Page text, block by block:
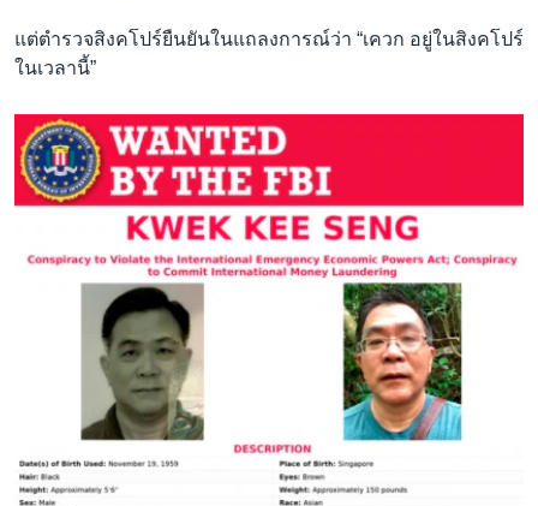
แต่ตำรวจสิงคโปร์ยืนยันในแถลงการณ์ว่า “เควก อยู่ในสิงคโปร์
ในเวลานี้”